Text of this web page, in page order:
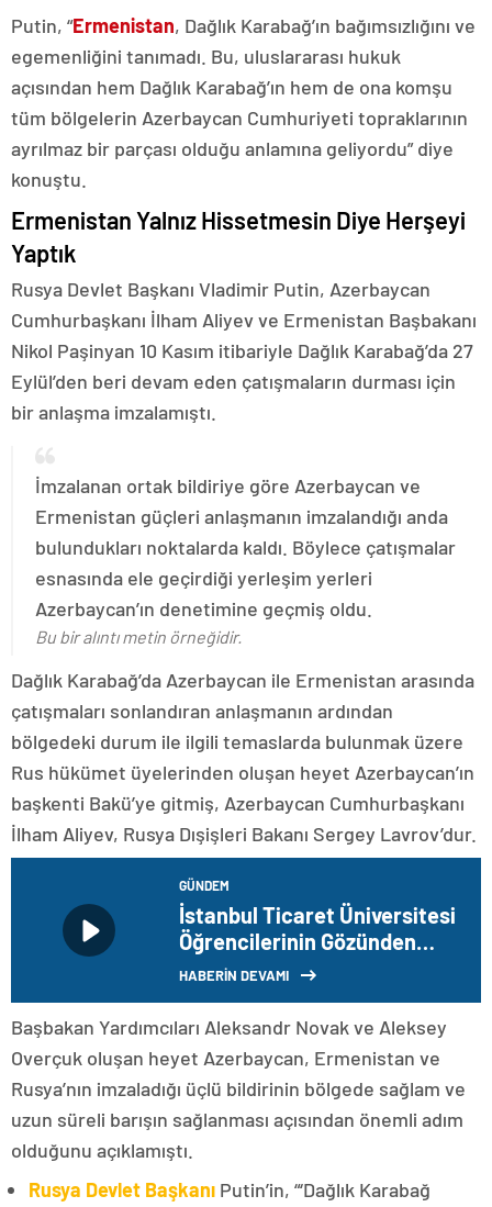
Putin, “Ermenistan, Dağlık Karabağ’ın bağımsızlığını ve
egemenliğini tanımadı. Bu, uluslararası hukuk
açısından hem Dağlık Karabağ’ın hem de ona komşu
tüm bölgelerin Azerbaycan Cumhuriyeti topraklarının
ayrılmaz bir parçası olduğu anlamına geliyordu” diye
konuştu.
Ermenistan Yalnız Hissetmesin Diye Herşeyi
Yaptık
Rusya Devlet Başkanı Vladimir Putin, Azerbaycan
Cumhurbaşkanı İlham Aliyev ve Ermenistan Başbakanı
Nikol Paşinyan 10 Kasım itibariyle Dağlık Karabağ’da 27
Eylül’den beri devam eden çatışmaların durması için
bir anlaşma imzalamıştı.
İmzalanan ortak bildiriye göre Azerbaycan ve
Ermenistan güçleri anlaşmanın imzalandığı anda
bulundukları noktalarda kaldı. Böylece çatışmalar
esnasında ele geçirdiği yerleşim yerleri
Azerbaycan’ın denetimine geçmiş oldu.
Bu bir alıntı metin örneğidir.
Dağlık Karabağ’da Azerbaycan ile Ermenistan arasında
çatışmaları sonlandıran anlaşmanın ardından
bölgedeki durum ile ilgili temaslarda bulunmak üzere
Rus hükümet üyelerinden oluşan heyet Azerbaycan’ın
başkenti Bakü’ye gitmiş, Azerbaycan Cumhurbaşkanı
İlham Aliyev, Rusya Dışişleri Bakanı Sergey Lavrov’dur.
GÜNDEM
İstanbul Ticaret Üniversitesi
Öğrencilerinin Gözünden
İstanbul Sergisi
HABERİN DEVAMI
Başbakan Yardımcıları Aleksandr Novak ve Aleksey
Overçuk oluşan heyet Azerbaycan, Ermenistan ve
Rusya’nın imzaladığı üçlü bildirinin bölgede sağlam ve
uzun süreli barışın sağlanması açısından önemli adım
olduğunu açıklamıştı.
Rusya Devlet Başkanı Putin’in, “‘Dağlık Karabağ